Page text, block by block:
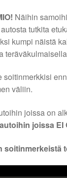
Näihin
tutkita
kumpi näistä
soitinmerkkisi
väliin.
joissa on
joissa EI
soitinmerkeistä